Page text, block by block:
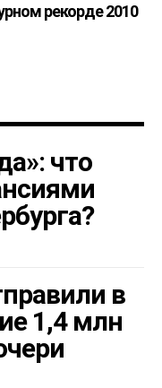
рекорде 2010
что
в
1,4 млн